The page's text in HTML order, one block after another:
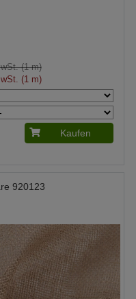
(1 m)
(1 m)
Kaufen
920123